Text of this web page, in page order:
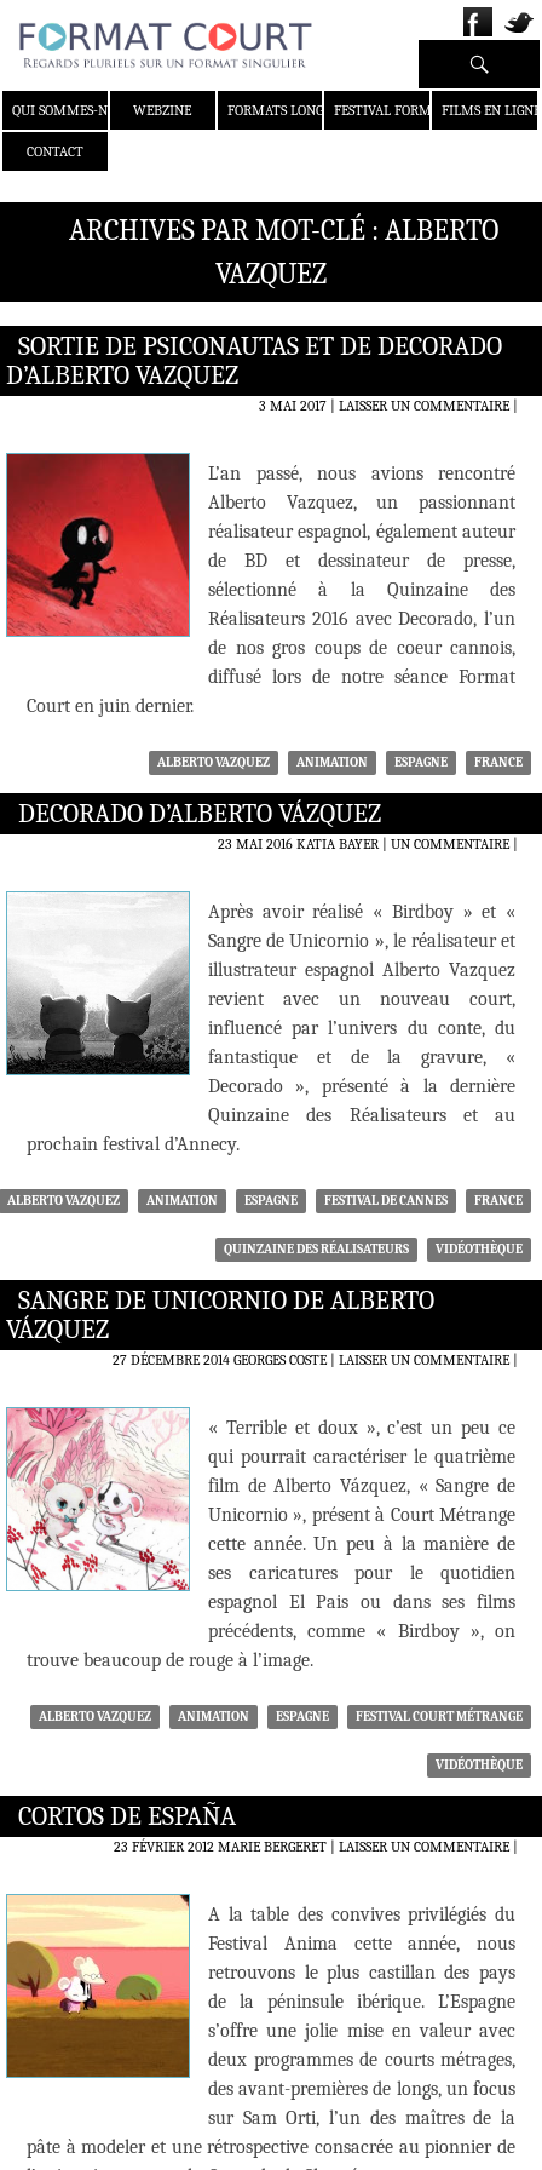
QUI SOMMES-NOUS ?WEBZINE FORMATS LONGS FESTIVAL FORMAT COURT
FILMS EN LIGNE
CONTACT
Recherche
ARCHIVES PAR MOT-CLÉ : ALBERTO
VAZQUEZ
SORTIE DE PSICONAUTAS ET DE DECORADO
D’ALBERTO VAZQUEZ
3 MAI 2017 LAISSER UN COMMENTAIRE|
L’an passé, nous avions rencontré
Alberto Vazquez, un passionnant
réalisateur espagnol, également auteur
de BD et dessinateur de presse,
sélectionné à la Quinzaine des
Réalisateurs 2016 avec Decorado, l’un
de nos gros coups de coeur cannois,
diffusé lors de notre séance Format
Court en juin dernier.
ALBERTO VAZQUEZ ANIMATION ESPAGNE FRANCE
DECORADO D’ALBERTO VÁZQUEZ
23 MAI 2016 KATIA BAYER UN COMMENTAIRE|
Après avoir réalisé « Birdboy » et «
Sangre de Unicornio », le réalisateur et
illustrateur espagnol Alberto Vazquez
revient avec un nouveau court,
influencé par l’univers du conte, du
fantastique et de la gravure, «
Decorado », présenté à la dernière
Quinzaine des Réalisateurs et au
prochain festival d’Annecy.
ALBERTO VAZQUEZ ANIMATION ESPAGNE FESTIVAL DE CANNES FRANCE
QUINZAINE DES RÉALISATEURS VIDÉOTHÈQUE
SANGRE DE UNICORNIO DE ALBERTO
VÁZQUEZ
27 DÉCEMBRE 2014 GEORGES COSTE LAISSER UN COMMENTAIRE|
« Terrible et doux », c’est un peu ce
qui pourrait caractériser le quatrième
film de Alberto Vázquez, « Sangre de
Unicornio », présent à Court Métrange
cette année. Un peu à la manière de
ses caricatures pour le quotidien
espagnol El Pais ou dans ses films
précédents, comme « Birdboy », on
trouve beaucoup de rouge à l’image.
ALBERTO VAZQUEZ ANIMATION ESPAGNE FESTIVAL COURT MÉTRANGE
VIDÉOTHÈQUE
CORTOS DE ESPAÑA
23 FÉVRIER 2012 MARIE BERGERET LAISSER UN COMMENTAIRE|
A la table des convives privilégiés du
Festival Anima cette année, nous
retrouvons le plus castillan des pays
de la péninsule ibérique. L’Espagne
s’offre une jolie mise en valeur avec
deux programmes de courts métrages,
des avant-premières de longs, un focus
sur Sam Orti, l’un des maîtres de la
pâte à modeler et une rétrospective consacrée au pionnier de